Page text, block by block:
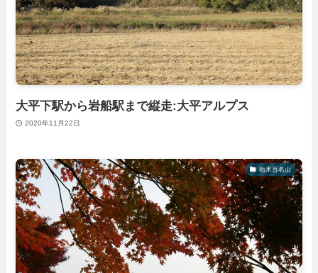
大平下駅から岩船駅まで縦走:大平アルプス
2020年11月22日
栃木百名山